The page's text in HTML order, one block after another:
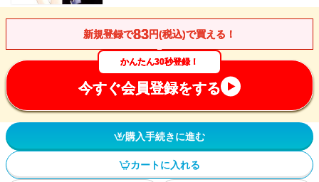
新規登録で83円(税込)で買える！
かんたん30秒登録！
今すぐ会員登録をする
購入手続きに進む
カートに入れる